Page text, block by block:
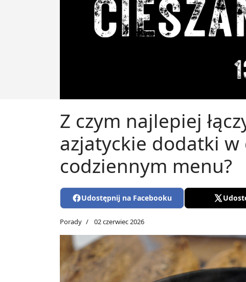
Z czym najlepiej
azjatyckie dodatki
codziennym menu?
Udostępnij na Facebooku
Porady 02 czerwiec 2026